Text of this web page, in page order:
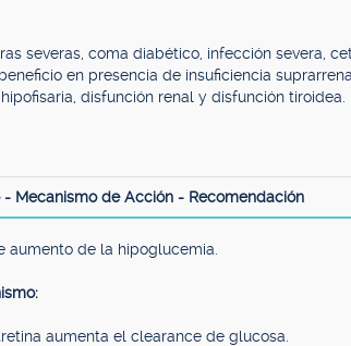
severas, coma diabético, infección severa,
en presencia de insuficiencia
disfunción renal y disfunción tiroidea.
- Mecanismo de Acción - Recomendación
aumento de la hipoglucemia.
aumenta el clearance de glucosa.